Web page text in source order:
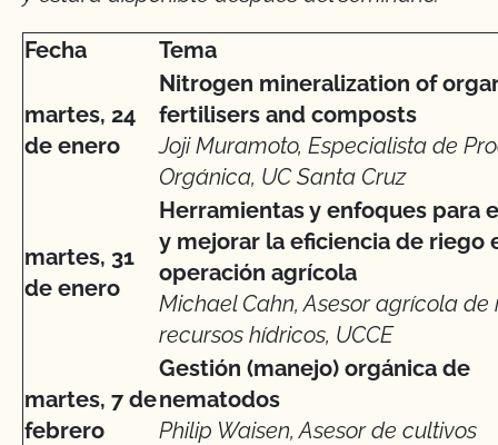
Fecha Tema
martes, 24
de enero
Nitrogen mineralization of
fertilisers and composts
Joji Muramoto, Especialista de
Orgánica, UC Santa Cruz
martes, 31
de enero
Herramientas y enfoques para
y mejorar la eficiencia de riego
operación agrícola
Michael Cahn, Asesor agrícola de
recursos hídricos, UCCE
martes, 7 de
febrero
Gestión (manejo) orgánica de
nematodos
Philip Waisen, Asesor de cultivos